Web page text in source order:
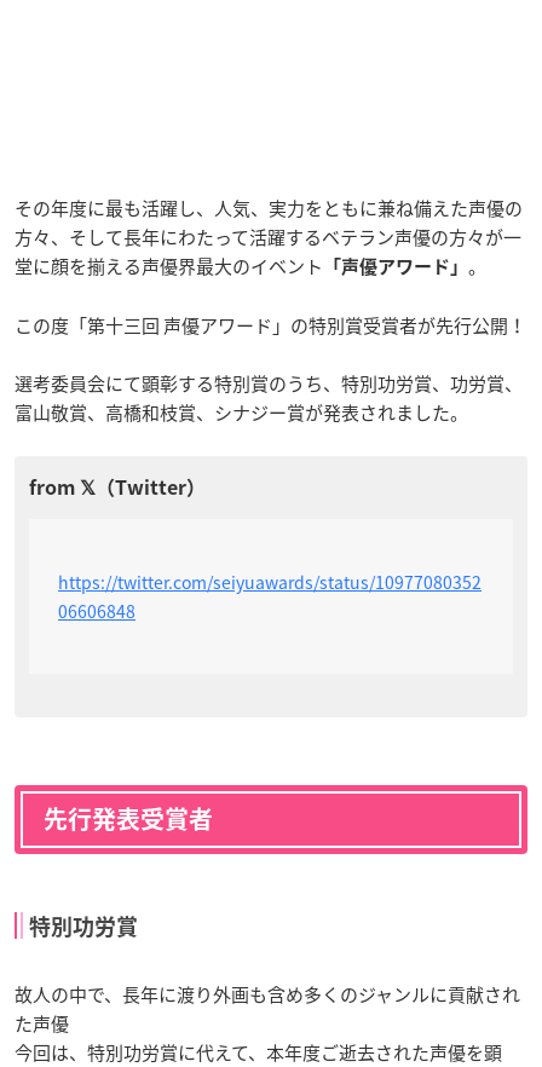
その年度に最も活躍し、人気、実力をともに兼ね備えた声優の
方々、そして長年にわたって活躍するベテラン声優の方々が一
堂に顔を揃える声優界最大のイベント
「声優アワード」 。
この度「第十三回 声優アワード」の特別賞受賞者が先行公開！
選考委員会にて顕彰する特別賞のうち、特別功労賞、功労賞、
富山敬賞、高橋和枝賞、シナジー賞が発表されました。
https://twitter.com/seiyuawards/status/10977080352
06606848
先行発表受賞者
特別功労賞
故人の中で、長年に渡り外画も含め多くのジャンルに貢献され
た声優
今回は、特別功労賞に代えて、本年度ご逝去された声優を顕